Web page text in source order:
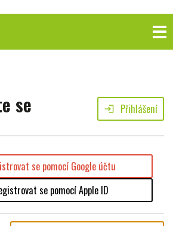
se login Přihlášení
se pomocí Google účtu
se pomocí Apple ID